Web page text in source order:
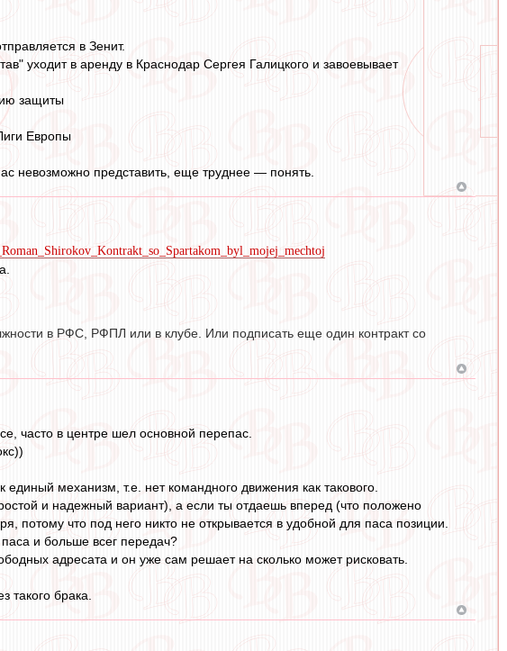
в Зенит.
уходит в аренду в Краснодар Сергея Галицкого и завоевывает
защиты
Европы
невозможно представить, еще труднее — понять.
в РФС, РФПЛ или в клубе. Или подписать еще один контракт со
часто в центре шел основной перепас.
механизм, т.е. нет командного движения как такового.
и надежный вариант), а если ты отдаешь вперед (что положено
потому что под него никто не открывается в удобной для паса позиции.
и больше всег передач?
адресата и он уже сам решает на сколько может рисковать.
такого брака.